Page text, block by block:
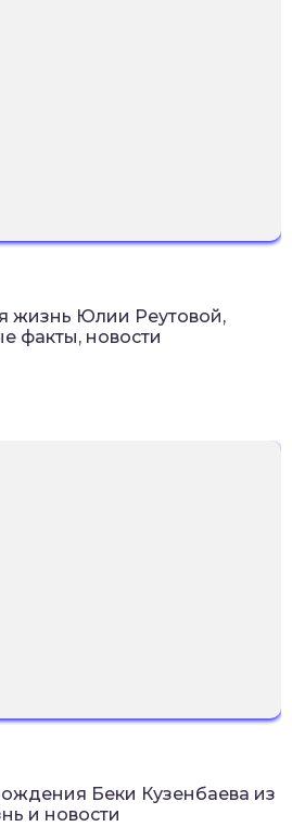
жизнь Юлии Реутовой,
факты, новости
Беки Кузенбаева из
и новости